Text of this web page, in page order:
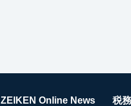
ZEIKEN Online News 税